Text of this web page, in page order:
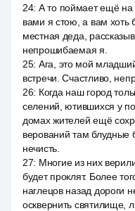
24: А то поймает ещё на
вами я стою, а вам хоть
местная деда,
непрошибаемая я.
25: Ага, это мой
встречи. Счастливо,
26: Когда наш город
селений, ютившихся у
домах жителей ещё
верований там блудные
нечисть.
27: Многие из них
будет проклят. Более
наглецов назад дороги
осквернить святилище,